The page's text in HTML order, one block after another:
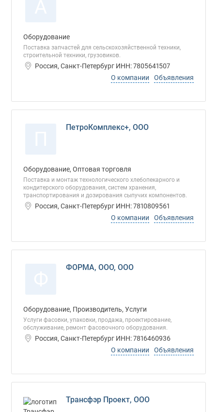
Оборудование
Поставка запчастей для сельскохозяйственной техники,
строительной техники, грузовиков.
Россия, Санкт-Петербург ИНН: 7805641507
О компании
Объявления
ПетроКомплекс+, ООО
Оборудование, Оптовая торговля
Поставка и монтаж технологического хлебопекарного и
кондитерского оборудования, систем хранения,
транспортирования и дозирования сыпучих компонентов.
Россия, Санкт-Петербург ИНН: 7810809561
О компании
Объявления
ФОРМА, ООО, ООО
Оборудование, Производитель, Услуги
Услуги фасовки, упаковки, продажа, проектирование,
обслуживание, ремонт фасовочного оборудования.
Россия, Санкт-Петербург ИНН: 7816460936
О компании
Объявления
Трансфэр Проект, ООО